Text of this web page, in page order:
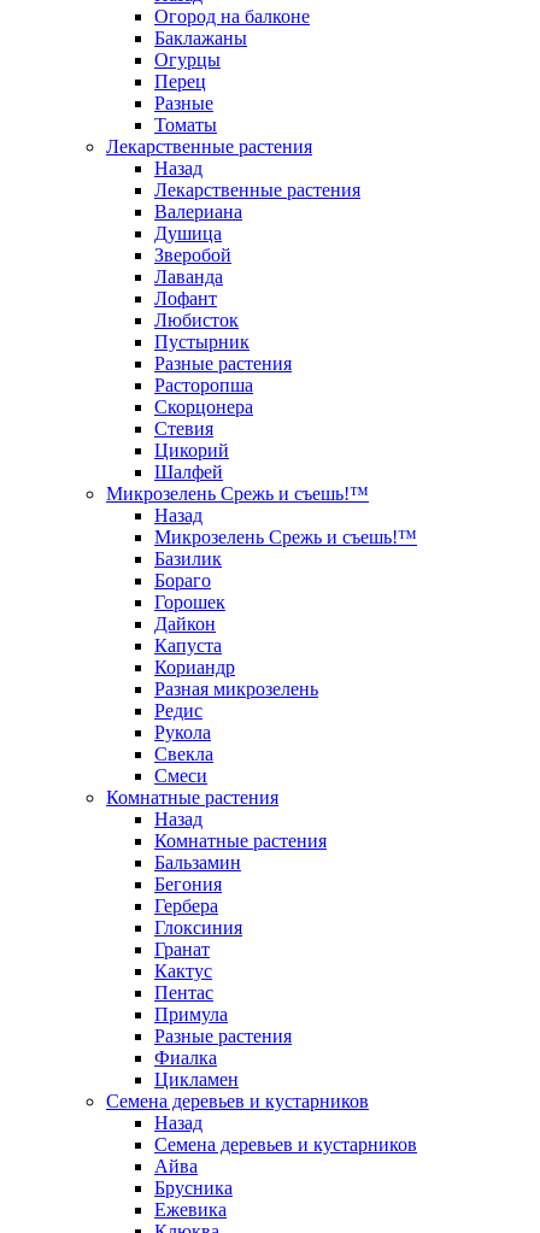
Огород на балконе
Баклажаны
Огурцы
Перец
Разные
Томаты
Лекарственные растения
Назад
Лекарственные растения
Валериана
Душица
Зверобой
Лаванда
Лофант
Любисток
Пустырник
Разные растения
Расторопша
Скорцонера
Стевия
Цикорий
Шалфей
Микрозелень Срежь и съешь!™
Назад
Микрозелень Срежь и съешь!™
Базилик
Бораго
Горошек
Дайкон
Капуста
Кориандр
Разная микрозелень
Редис
Рукола
Свекла
Смеси
Комнатные растения
Назад
Комнатные растения
Бальзамин
Бегония
Гербера
Глоксиния
Гранат
Кактус
Пентас
Примула
Разные растения
Фиалка
Цикламен
Семена деревьев и кустарников
Назад
Семена деревьев и кустарников
Айва
Брусника
Ежевика